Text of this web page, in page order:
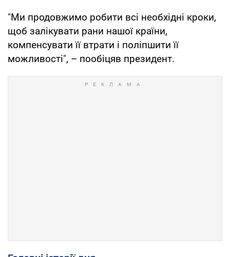
"Ми продовжимо робити всі необхідні кроки,
щоб залікувати рани нашої країни,
компенсувати її втрати і поліпшити її
можливості", – пообіцяв президент.